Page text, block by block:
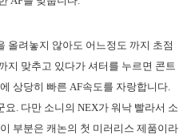
올려놓지 않아도 어느정도 까지 초점
지 맞추고 있다가 셔터를 누르면 콘트
상당히 빠른 AF속도를 자랑합니다.
. 다만 소니의 NEX가 워낙 빨라서 소
부분은 캐논의 첫 미러리스 제품이라